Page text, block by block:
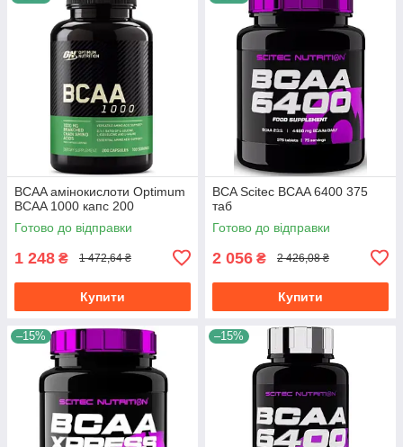
BCAA амінокислоти Optimum
BCAA 1000 капс 200
Готово до відправки
1 248 ₴ 1 472,64 ₴
Купити
BCA Scitec BCAA 6400 375
таб
Готово до відправки
2 056 ₴ 2 426,08 ₴
Купити
–15% –15%